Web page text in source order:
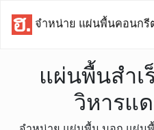
จำหน่าย แผ่นพื้นคอนกรี
แผ่นพื้นสำเ
วิหารแ